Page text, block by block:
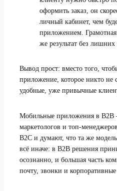
оформить заказ, он
личный кабинет, чем
приложением. Грамотная
же результат без лишних
Вывод прост: вместо того,
приложение, которое никто не
удобные, уже привычные
Мобильные приложения в B2B
маркетологов и топ-
B2C и думают, что та же
всё иначе: в B2B решения
осознанно, и большая часть
почту, звонки и корпоративные